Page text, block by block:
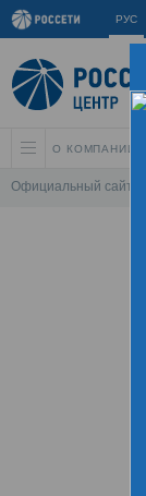
РУС
О КОМПАНИИ
Официальный сайт